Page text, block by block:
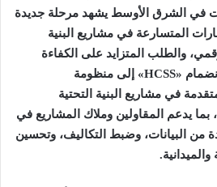
في الشرق الأوسط يشهد مرحلة جديدة
المتسارعة في مشاريع البنية
والطلب المتزايد على الكفاءة
«
HCSS
» إلى منظومة
في مشاريع البنية التحتية
بما يدعم المقاولين وملاك المشاريع في
من البيانات، وضبط التكاليف، وتحسين
.